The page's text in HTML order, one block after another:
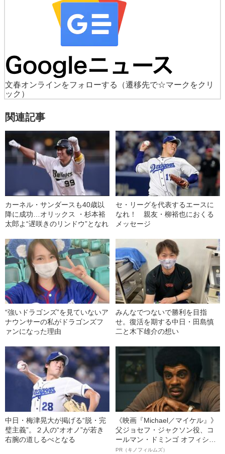
文春オンラインをフォローする
（遷移先で☆マークをクリ
ック）
関連記事
カーネル・サンダースも40歳以
降に成功…オリックス ・杉本裕
太郎よ“遅咲きのリンドウ”となれ
セ・リーグを代表するエースに
なれ！ 親友・柳裕也におくる
メッセージ
“強いドラゴンズ”を見ていないア
ナウンサーの私がドラゴンズフ
ァンになった理由
みんなでつないで勝利を目指
せ。復活を期する中日・田島慎
二と木下雄介の想い
中日・梅津晃大が掲げる“脱・完
璧主義”。２人の“オオノ”が若き
右腕の道しるべとなる
《映画『Michael／マイケル』》
父ジョセフ・ジャクソン役、コ
ールマン・ドミンゴ オフィシャ
ルインタビュー“観客を魅了した
PR（キノフィルムズ）